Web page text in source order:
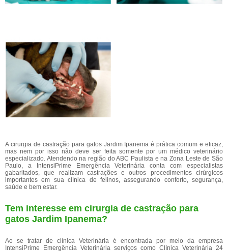
A cirurgia de castração para gatos Jardim Ipanema é prática comum e eficaz,
mas nem por isso não deve ser feita somente por um médico veterinário
especializado. Atendendo na região do ABC Paulista e na Zona Leste de São
Paulo, a IntensiPrime Emergência Veterinária conta com especialistas
gabaritados, que realizam castrações e outros procedimentos cirúrgicos
importantes em sua clínica de felinos, assegurando conforto, segurança,
saúde e bem estar.
Tem interesse em cirurgia de castração para
gatos Jardim Ipanema?
Ao se tratar de clínica Veterinária é encontrada por meio da empresa
IntensiPrime Emergência Veterinária serviços como Clínica Veterinária 24